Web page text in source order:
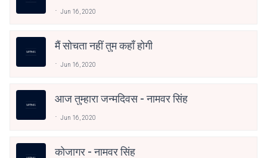
Jun 16, 2020
मैं सोचता नहीं तुम कहाँ होगी
Jun 16, 2020
आज तुम्हारा जन्मदिवस - नामवर सिंह
Jun 16, 2020
कोजागर - नामवर सिंह